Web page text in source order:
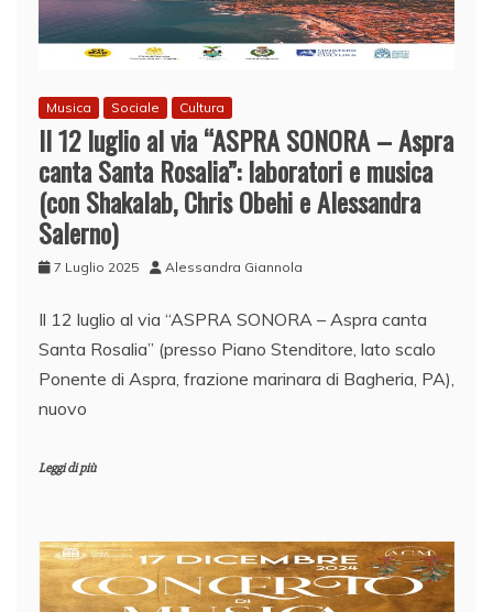
Musica Sociale Cultura
Il 12 luglio al via “ASPRA SONORA – Aspra
canta Santa Rosalia”: laboratori e musica
(con Shakalab, Chris Obehi e Alessandra
Salerno)
7 Luglio 2025 Alessandra Giannola
Il 12 luglio al via “ASPRA SONORA – Aspra canta
Santa Rosalia” (presso Piano Stenditore, lato scalo
Ponente di Aspra, frazione marinara di Bagheria, PA),
nuovo
Leggi di più